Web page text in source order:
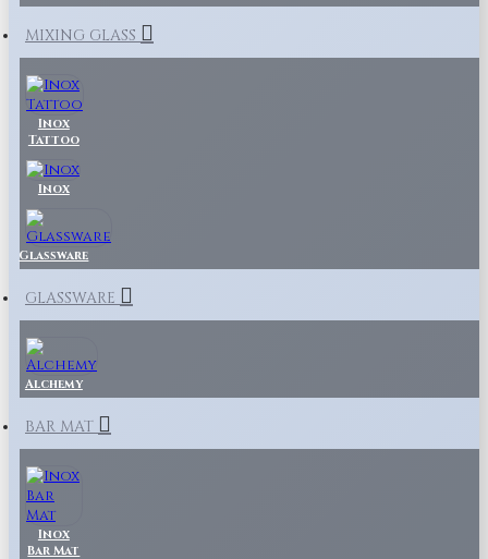
MIXING GLASS
Inox
Tattoo
Inox
Glassware
GLASSWARE
Alchemy
BAR MAT
Inox
Bar Mat